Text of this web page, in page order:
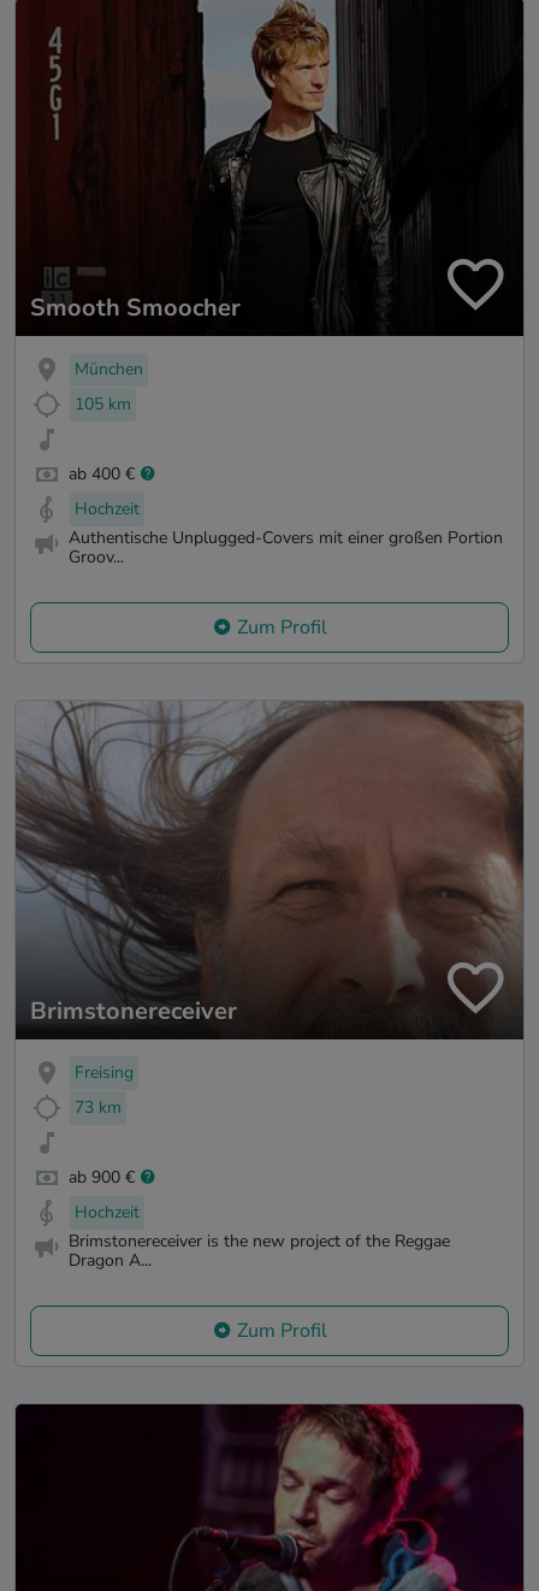
Smooth Smoocher
München
105 km
ab 400 €
Hochzeit
Authentische Unplugged-Covers mit einer großen Portion
Groov...
Zum Profil
Brimstonereceiver
Freising
73 km
ab 900 €
Hochzeit
Brimstonereceiver is the new project of the Reggae
Dragon A...
Zum Profil